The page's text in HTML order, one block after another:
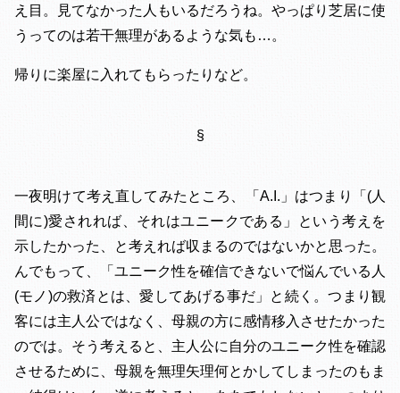
え目。見てなかった人もいるだろうね。やっぱり芝居に使
うってのは若干無理があるような気も…。
帰りに楽屋に入れてもらったりなど。
§
一夜明けて考え直してみたところ、「A.I.」はつまり「(人
間に)愛されれば、それはユニークである」という考えを
示したかった、と考えれば収まるのではないかと思った。
んでもって、「ユニーク性を確信できないで悩んでいる人
(モノ)の救済とは、愛してあげる事だ」と続く。つまり観
客には主人公ではなく、母親の方に感情移入させたかった
のでは。そう考えると、主人公に自分のユニーク性を確認
させるために、母親を無理矢理何とかしてしまったのもま